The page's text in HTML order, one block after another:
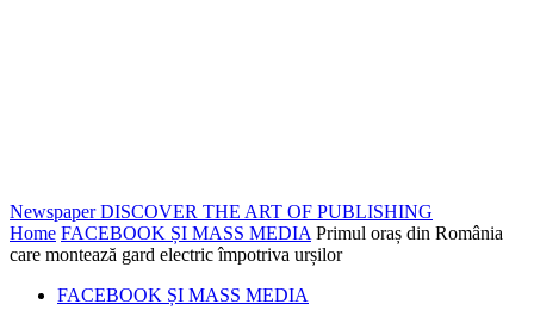
Newspaper DISCOVER THE ART OF PUBLISHING
Home FACEBOOK ȘI MASS MEDIA Primul oraș din România
care montează gard electric împotriva urșilor
FACEBOOK ȘI MASS MEDIA